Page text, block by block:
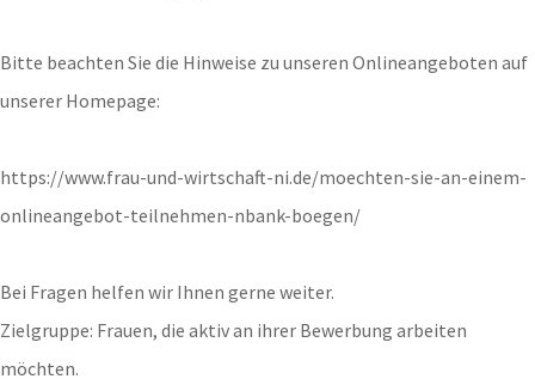
Bitte beachten Sie die Hinweise zu unseren Onlineangeboten auf
unserer Homepage:
https://www.frau-und-wirtschaft-ni.de/moechten-sie-an-einem-
onlineangebot-teilnehmen-nbank-boegen/
Bei Fragen helfen wir Ihnen gerne weiter.
Zielgruppe: Frauen, die aktiv an ihrer Bewerbung arbeiten
möchten.